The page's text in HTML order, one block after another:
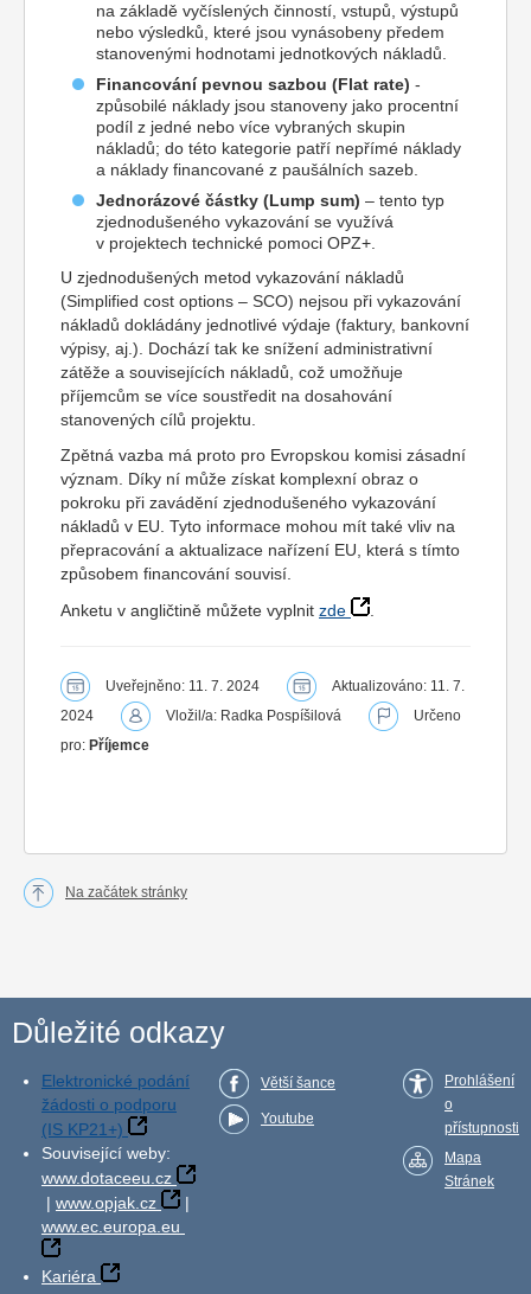
na základě vyčíslených činností, vstupů, výstupů
nebo výsledků, které jsou vynásobeny předem
stanovenými hodnotami jednotkových nákladů.
Financování pevnou sazbou (Flat rate) -
způsobilé náklady jsou stanoveny jako procentní
podíl z jedné nebo více vybraných skupin
nákladů; do této kategorie patří nepřímé náklady
a náklady financované z paušálních sazeb.
Jednorázové částky (Lump sum) – tento typ
zjednodušeného vykazování se využívá
v projektech technické pomoci OPZ+.
U zjednodušených metod vykazování nákladů
(Simplified cost options – SCO) nejsou při vykazování
nákladů dokládány jednotlivé výdaje (faktury, bankovní
výpisy, aj.). Dochází tak ke snížení administrativní
zátěže a souvisejících nákladů, což umožňuje
příjemcům se více soustředit na dosahování
stanovených cílů projektu.
Zpětná vazba má proto pro Evropskou komisi zásadní
význam. Díky ní může získat komplexní obraz o
pokroku při zavádění zjednodušeného vykazování
nákladů v EU. Tyto informace mohou mít také vliv na
přepracování a aktualizace nařízení EU, která s tímto
způsobem financování souvisí.
Anketu v angličtině můžete vyplnit zde
Uveřejněno: 11. 7. 2024
Aktualizováno: 11. 7.
2024
Vložil/a: Radka Pospíšilová
Určeno
pro: Příjemce
Na začátek stránky
Důležité odkazy
Elektronické podání
žádosti o podporu
(IS KP21+)
Související weby:
www.dotaceeu.cz
| www.opjak.cz
|
www.ec.europa.eu
Kariéra
Větší šance
Youtube
Prohlášení
o
přístupnosti
Mapa
Stránek